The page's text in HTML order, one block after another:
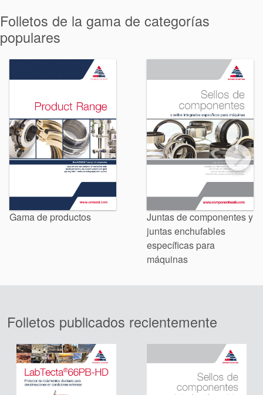
Sistemas
auxiliares de
sellado
Reparación
de Cierres
Folletos de la gama de categorías
populares
Gama de productos
Juntas de componentes y
juntas enchufables
específicas para
máquinas
Folletos publicados recientemente